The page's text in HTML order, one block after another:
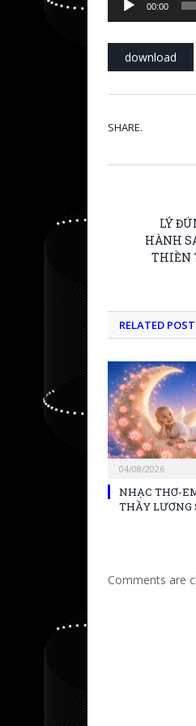
Player
00:00
download
SHARE.
LÝ
HÀNH
THIỀN
RELATED
04/08/2026
NHẠC THƠ-
THẦY LƯƠNG
Comments are